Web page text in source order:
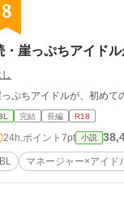
8
・崖っぷちアイド
完結 長編 R18
24h.ポイント 7pt 小説
BL マネージャー×アイド